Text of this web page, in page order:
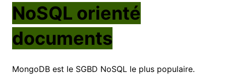
NoSQL orienté
documents
MongoDB est le SGBD NoSQL le plus populaire.